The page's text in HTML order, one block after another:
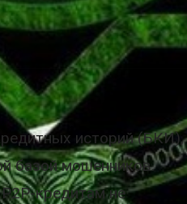
историй (БКИ),
базой мошенников.
кредитам не